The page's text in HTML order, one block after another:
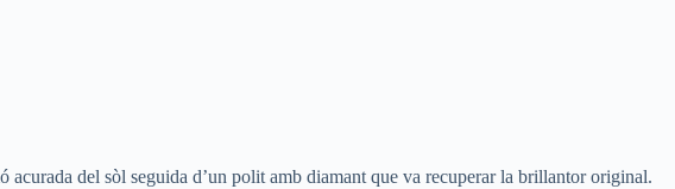
acurada del sòl seguida d’un polit amb diamant que va recuperar la brillantor original.